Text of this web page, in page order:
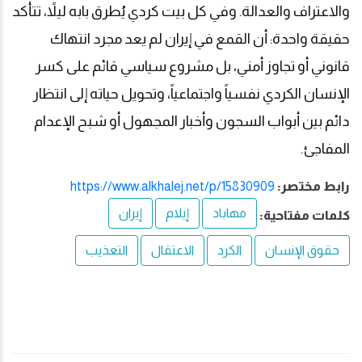
والاعتراف والعدالة. وفي كل بيت كردي يُطرق بابه ليلاً، تتأكد
حقيقة واحدة: أن القمع في إيران لم يعد مجرد انتهاك
قانوني أو تجاوز أمني، بل مشروع سياسي قائم على كسر
الإنسان الكردي نفسياً واجتماعياً، وتحويل حياته إلى انتظار
دائم بين أبواب السجون وأخبار المجهول أو شبح الإعدام
المفاجئ.
رابط مختصر: https://www.alkhalej.net/p/15830909
كلمات مفتاحية: مهاباد إيلام إيران
حقوق الإنسان الكرد الاعتقال التعذيب